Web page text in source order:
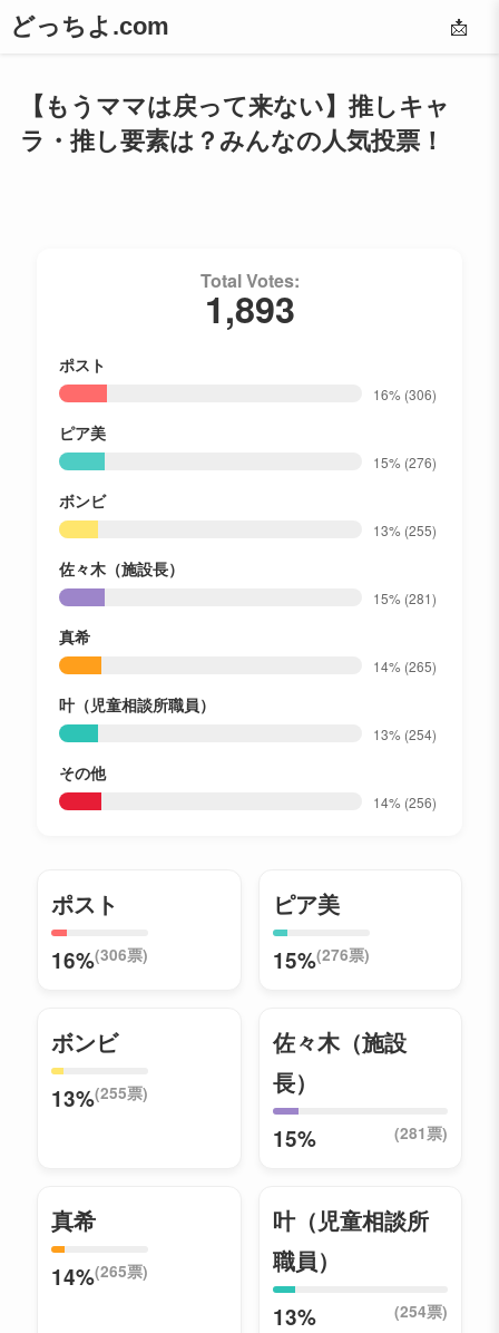
どっちよ.com 📩
【もうママは戻って来ない】推しキャ
ラ・推し要素は？みんなの人気投票！
Total Votes:
1,893
ポスト
16% (306)
ピア美
15% (276)
ボンビ
13% (255)
佐々木（施設長）
15% (281)
真希
14% (265)
叶（児童相談所職員）
13% (254)
その他
14% (256)
ポスト
16%(306票)
ピア美
15%(276票)
ボンビ
13%(255票)
佐々木（施設
長）
15% (281票)
真希
14%(265票)
叶（児童相談所
職員）
13% (254票)